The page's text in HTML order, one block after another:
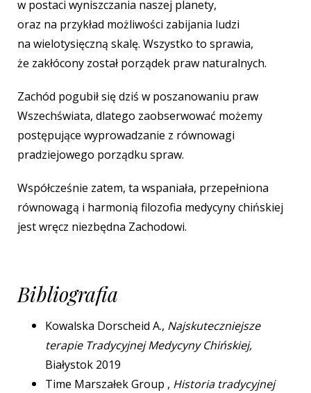
w postaci wyniszczania naszej planety,
oraz na przykład możliwości zabijania ludzi
na wielotysięczną skalę. Wszystko to sprawia,
że zakłócony został porządek praw naturalnych.
Zachód pogubił się dziś w poszanowaniu praw
Wszechświata, dlatego zaobserwować możemy
postępujące wyprowadzanie z równowagi
pradziejowego porządku spraw.
Współcześnie zatem, ta wspaniała, przepełniona
równowagą i harmonią filozofia medycyny chińskiej
jest wręcz niezbędna Zachodowi.
Bibliografia
Kowalska Dorscheid A., Najskuteczniejsze
terapie Tradycyjnej Medycyny Chińskiej,
Białystok 2019
Time Marszałek Group , Historia tradycyjnej